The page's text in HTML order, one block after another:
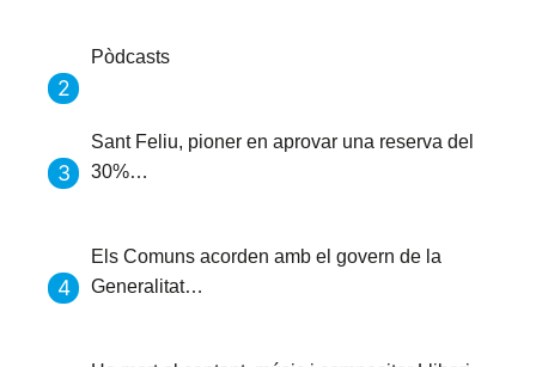
Pòdcasts
Sant Feliu, pioner en aprovar una reserva del
30%…
Els Comuns acorden amb el govern de la
Generalitat…